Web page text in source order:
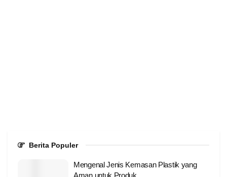
Berita Populer
Mengenal Jenis Kemasan Plastik yang
Aman untuk Produk